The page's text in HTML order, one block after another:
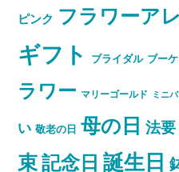
ピンク フラワーア
ギフト
ブライダル ブーケ
ラワー マリーゴールド ミニ
い 敬老の日 母の日 法要
束記念日 誕生日